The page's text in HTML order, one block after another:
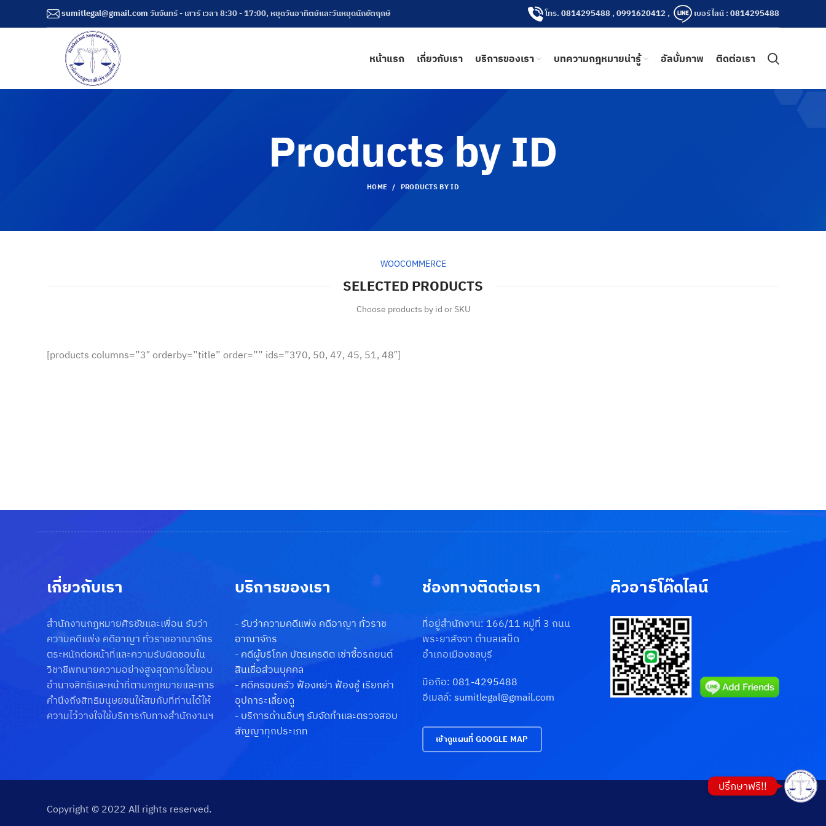
sumitlegal@gmail.com วันจันทร์ - เสาร์ เวลา 8:30 - 17:00, หยุดวันอาทิตย์และวันหยุดนักขัตฤกษ์ โทร. 0814295488 ,0991620412 , เบอร์ไลน์ :0814295488
หน้าแรก เกี่ยวกับเรา บริการของเรา บทความกฎหมายน่ารู้ อัลบั้มภาพ ติดต่อเรา
Products by ID
HOME PRODUCTS BY ID
WOOCOMMERCE
SELECTED PRODUCTS
Choose products by id or SKU
[products columns=”3″ orderby=”title” order=”” ids=”370, 50, 47, 45, 51, 48″]
เกี่ยวกับเรา
สำนักงานกฎหมายศิรชัชและเพื่อน รับว่า
ความคดีแพ่ง คดีอาญา ทั่วราชอาณาจักร
ตระหนักต่อหน้าที่และความรับผิดชอบใน
วิชาชีพทนายความอย่างสูงสุดภายใต้ขอบ
อำนาจสิทธิและหน้าที่ตามกฎหมายและการ
คำนึงถึงสิทธิมนุษยชนให้สมกับที่ท่านได้ให้
ความไว้วางใจใช้บริการกับทางสำนักงานฯ
บริการของเรา
- รับว่าความคดีแพ่ง คดีอาญา ทั่วราช
อาณาจักร
- คดีผู้บริโภค บัตรเครดิต เช่าซื้อรถยนต์
สินเชื่อส่วนบุคคล
- คดีครอบครัว ฟ้องหย่า ฟ้องชู้ เรียกค่า
อุปการะเลี้ยงดู
- บริการด้านอื่นๆ รับจัดทำและตรวจสอบ
สัญญาทุกประเภท
ช่องทางติดต่อเรา
ที่อยู่สำนักงาน: 166/11 หมู่ที่ 3 ถนน
พระยาสัจจา ตำบลเสม็ด
อำเภอเมืองชลบุรี
มือถือ: 081-4295488
อีเมลล์: sumitlegal@gmail.com
เข้าดูแผนที่ GOOGLE MAP
คิวอาร์โค๊ดไลน์
Copyright © 2022 All rights reserved.
USEFUL LINKS
ปรึกษาฟรี!!